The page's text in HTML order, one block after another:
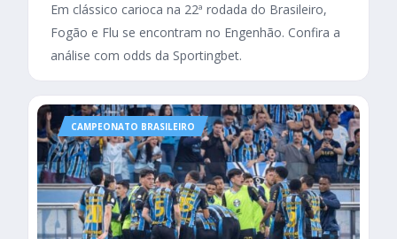
Em clássico carioca na 22ª rodada do Brasileiro,
Fogão e Flu se encontram no Engenhão. Confira a
análise com odds da Sportingbet.
CAMPEONATO BRASILEIRO